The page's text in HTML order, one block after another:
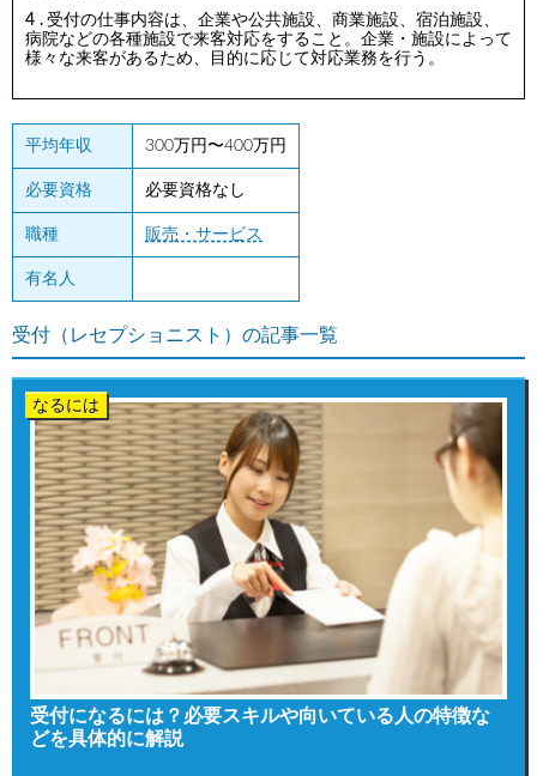
受付の仕事内容は、企業や公共施設、商業施設、宿泊施設、
病院などの各種施設で来客対応をすること。企業・施設によって
様々な来客があるため、目的に応じて対応業務を行う。
平均年収 300万円〜400万円
必要資格 必要資格なし
職種 販売・サービス
有名人
受付（レセプショニスト）の記事一覧
なるには
受付になるには？必要スキルや向いている人の特徴な
どを具体的に解説